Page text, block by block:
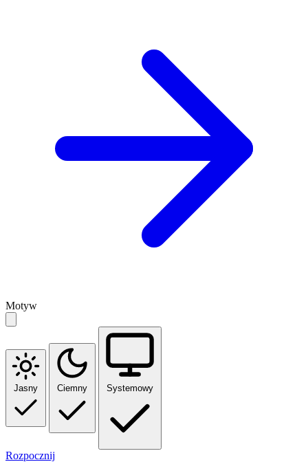
Motyw
Jasny Ciemny Systemowy
Rozpocznij